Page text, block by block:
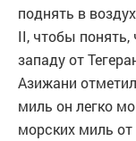
поднять в
II, чтобы понять,
западу от
Азижани
миль он легко
морских миль